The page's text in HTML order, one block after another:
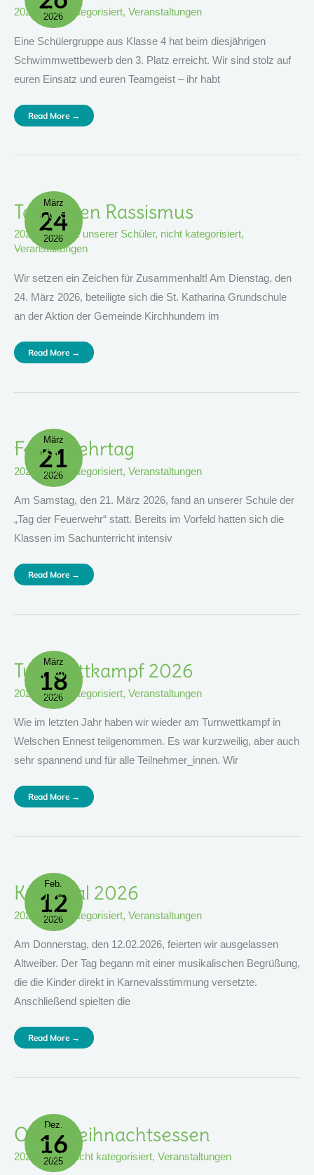
2026
2026 ,nicht kategorisiert, Veranstaltungen
Eine Schülergruppe aus Klasse 4 hat beim diesjährigen
Schwimmwettbewerb den 3. Platz erreicht. Wir sind stolz auf
euren Einsatz und euren Teamgeist – ihr habt
Read More →
März
24
2026
Tag gegen Rassismus
2026 ,Beiträge unserer Schüler, nicht kategorisiert,
Veranstaltungen
Wir setzen ein Zeichen für Zusammenhalt! Am Dienstag, den
24. März 2026, beteiligte sich die St. Katharina Grundschule
an der Aktion der Gemeinde Kirchhundem im
Tag
Gegen
Rassismus
Read More →
März
21
2026
Feuerwehrtag
2026 ,nicht kategorisiert, Veranstaltungen
Am Samstag, den 21. März 2026, fand an unserer Schule der
„Tag der Feuerwehr“ statt. Bereits im Vorfeld hatten sich die
Klassen im Sachunterricht intensiv
Feuerwehrtag
Read More →
März
18
2026
Turnwettkampf 2026
2026 ,nicht kategorisiert, Veranstaltungen
Wie im letzten Jahr haben wir wieder am Turnwettkampf in
Welschen Ennest teilgenommen. Es war kurzweilig, aber auch
sehr spannend und für alle Teilnehmer_innen. Wir
Turnwettkampf
2026
Read More →
Feb.
12
2026
Karneval 2026
2026 ,nicht kategorisiert, Veranstaltungen
Am Donnerstag, den 12.02.2026, feierten wir ausgelassen
Altweiber. Der Tag begann mit einer musikalischen Begrüßung,
die die Kinder direkt in Karnevalsstimmung versetzte.
Anschließend spielten die
Karneval
2026
Read More →
Dez.
16
2025
OGS-Weihnachtsessen
2025 ,OGS nicht kategorisiert, Veranstaltungen
OGS-
Weihnachtsessen